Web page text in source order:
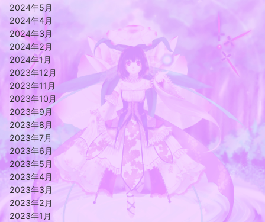
2024年5月
2024年4月
2024年3月
2024年2月
2024年1月
2023年12月
2023年11月
2023年10月
2023年9月
2023年8月
2023年7月
2023年6月
2023年5月
2023年4月
2023年3月
2023年2月
2023年1月